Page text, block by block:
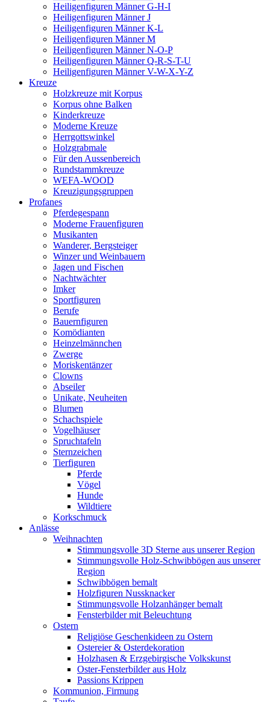
Heiligenfiguren Männer G-H-I
Heiligenfiguren Männer J
Heiligenfiguren Männer K-L
Heiligenfiguren Männer M
Heiligenfiguren Männer N-O-P
Heiligenfiguren Männer Q-R-S-T-U
Heiligenfiguren Männer V-W-X-Y-Z
Kreuze
Holzkreuze mit Korpus
Korpus ohne Balken
Kinderkreuze
Moderne Kreuze
Herrgottswinkel
Holzgrabmale
Für den Aussenbereich
Rundstammkreuze
WEFA-WOOD
Kreuzigungsgruppen
Profanes
Pferdegespann
Moderne Frauenfiguren
Musikanten
Wanderer, Bergsteiger
Winzer und Weinbauern
Jagen und Fischen
Nachtwächter
Imker
Sportfiguren
Berufe
Bauernfiguren
Komödianten
Heinzelmännchen
Zwerge
Moriskentänzer
Clowns
Abseiler
Unikate, Neuheiten
Blumen
Schachspiele
Vogelhäuser
Spruchtafeln
Sternzeichen
Tierfiguren
Pferde
Vögel
Hunde
Wildtiere
Korkschmuck
Anlässe
Weihnachten
Stimmungsvolle 3D Sterne aus unserer Region
Stimmungsvolle Holz-Schwibbögen aus unserer
Region
Schwibbögen bemalt
Holzfiguren Nussknacker
Stimmungsvolle Holzanhänger bemalt
Fensterbilder mit Beleuchtung
Ostern
Religiöse Geschenkideen zu Ostern
Ostereier & Osterdekoration
Holzhasen & Erzgebirgische Volkskunst
Oster-Fensterbilder aus Holz
Passions Krippen
Kommunion, Firmung